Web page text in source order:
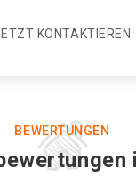
KONTAKTIEREN
BEWERTUNGEN